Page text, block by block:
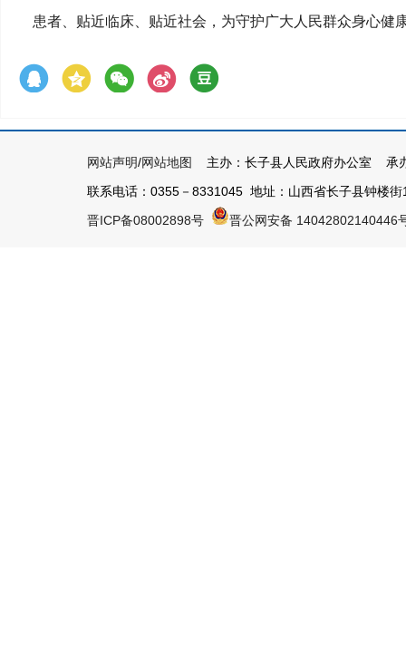
患者、贴近临床、贴近社会，为守护广大人民群众身心健
网站声明/网站地图
主办：长子县人民政府办公室 承
联系电话：0355－8331045 地址：山西省长子县钟楼
晋ICP备08002898号
晋公网安备 14042802140446